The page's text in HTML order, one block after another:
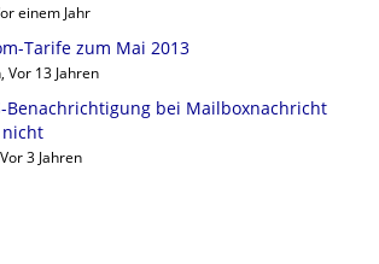
einem Jahr
Tarife zum Mai 2013
Vor 13 Jahren
Benachrichtigung bei Mailboxnachricht
3 Jahren